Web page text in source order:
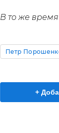
В то же
Петр
+